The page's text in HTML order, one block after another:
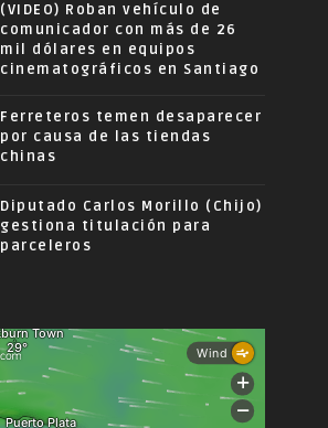
(VIDEO) Roban vehículo de
comunicador con más de 26
mil dólares en equipos
cinematográficos en Santiago
Ferreteros temen desaparecer
por causa de las tiendas
chinas
Diputado Carlos Morillo (Chijo)
gestiona titulación para
parceleros